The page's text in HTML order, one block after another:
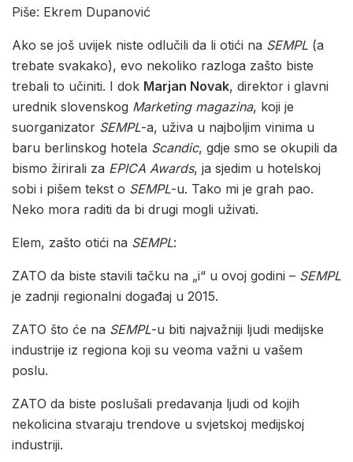
Piše: Ekrem Dupanović
Ako se još uvijek niste odlučili da li otići na SEMPL (a
trebate svakako), evo nekoliko razloga zašto biste
trebali to učiniti. I dok Marjan Novak, direktor i glavni
urednik slovenskog Marketing magazina, koji je
suorganizator SEMPL-a, uživa u najboljim vinima u
baru berlinskog hotela Scandic, gdje smo se okupili da
bismo žirirali za EPICA Awards, ja sjedim u hotelskoj
sobi i pišem tekst o SEMPL-u. Tako mi je grah pao.
Neko mora raditi da bi drugi mogli uživati.
Elem, zašto otići na SEMPL:
ZATO da biste stavili tačku na „i“ u ovoj godini – SEMPL
je zadnji regionalni događaj u 2015.
ZATO što će na SEMPL-u biti najvažniji ljudi medijske
industrije iz regiona koji su veoma važni u vašem
poslu.
ZATO da biste poslušali predavanja ljudi od kojih
nekolicina stvaraju trendove u svjetskoj medijskoj
industriji.